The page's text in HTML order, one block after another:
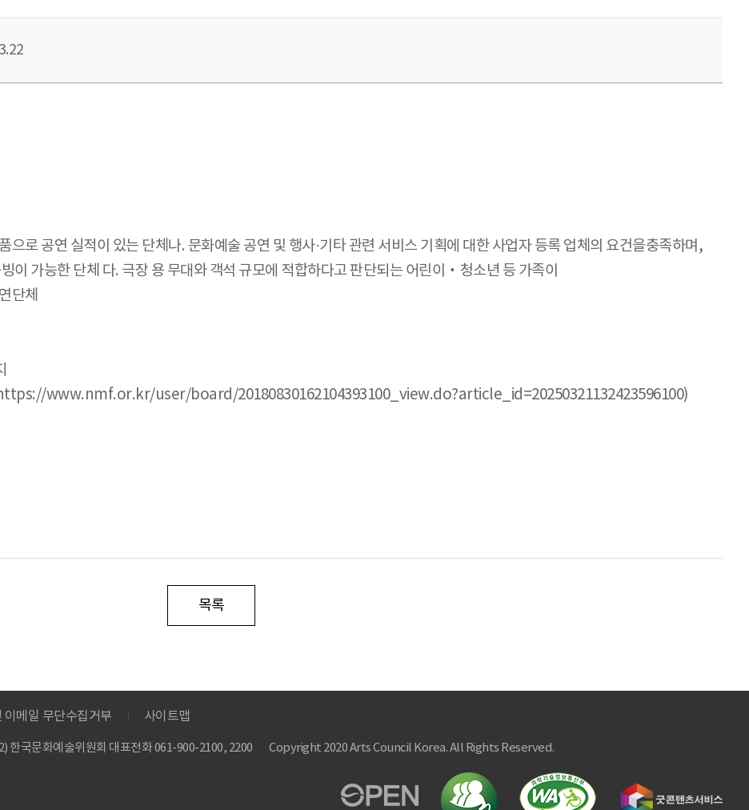
으로 공연 실적이 있는 단체나. 문화예술 공연 및 행사·기타 관련 서비스 기획에 대한 사업자 등록 업체의 요건을충족하며,
이 가능한 단체 다. 극장 용 무대와 객석 규모에 적합하다고 판단되는 어린이‧청소년 등 가족이
단체
(https://www.nmf.or.kr/user/board/20180830162104393100_view.do?article_id=20250321132423596100)
목록
이메일 무단수집거부 사이트맵
한국문화예술위원회 대표전화 061-900-2100, 2200 Copyright 2020 Arts Council Korea. All Rights Reserved.